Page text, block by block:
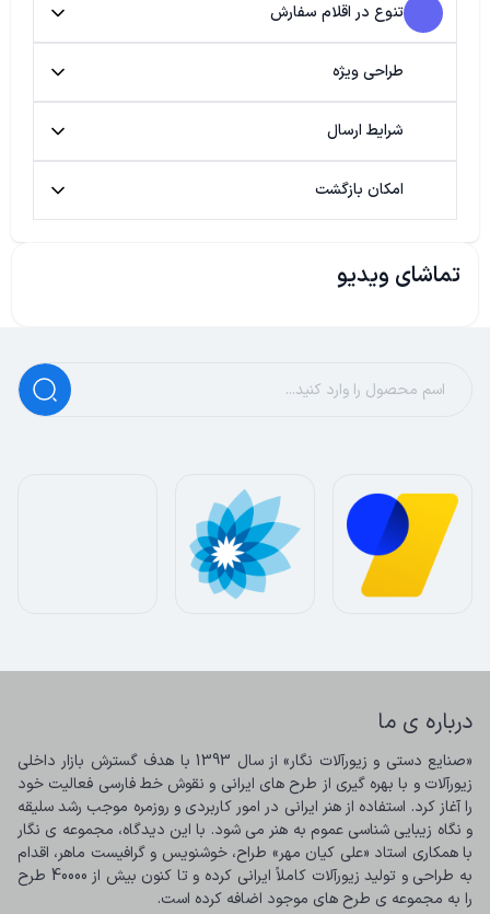
تنوع در اقلام سفارش
طراحی ویژه
شرایط ارسال
امکان بازگشت
تماشای ویدیو
درباره ی ما
را به مجموعه ی طرح های موجود اضافه کرده است.